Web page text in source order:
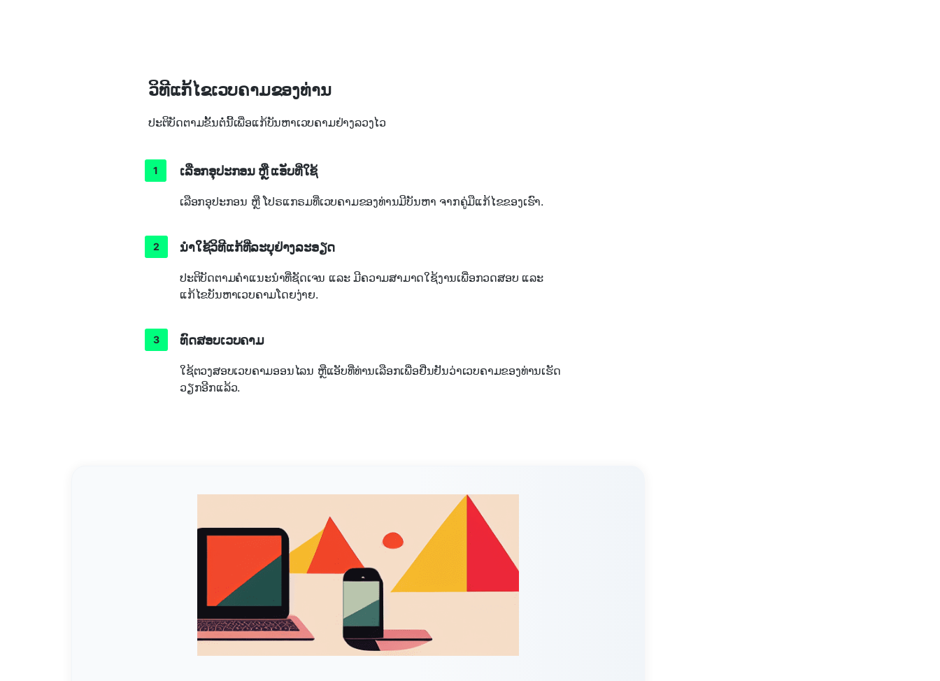
ວິທີແກ້ໄຂເວບຄາມຂອງທ່ານ
ປະຕິບັດຕາມຂັ້ນຕໍ່ນີ້ເພື່ອແກ້ບັນຫາເວບຄາມຢ່າງລວງໄວ
ເລືອກອຸປະກອນ ຫຼື ແອັບທີ່ໃຊ້
ເລືອກອຸປະກອນ ຫຼື ໂປຣແກຣມທີ່ເວບຄາມຂອງທ່ານມີບັນຫາ ຈາກຄູ່ມືແກ້ໄຂຂອງເຮົາ.
ນຳໃຊ້ວິທີແກ້ທີ່ລະບຸຢ່າງລະອຽດ
ປະຕິບັດຕາມຄຳແນະນຳທີ່ຊັດເຈນ ແລະ ມີຄວາມສາມາດໃຊ້ງານເພື່ອກວດສອບ ແລະ
ແກ້ໄຂບັນຫາເວບຄາມໂດຍງ່າຍ.
ທົດສອບເວບຄາມ
ໃຊ້ຕວງສອບເວບຄາມອອນໄລນ ຫຼືແອັບທີ່ທ່ານເລືອກເພື່ອຢື່ນຢັນວ່າເວບຄາມຂອງທ່ານເຮັດ
ວຽກອີກແລ້ວ.